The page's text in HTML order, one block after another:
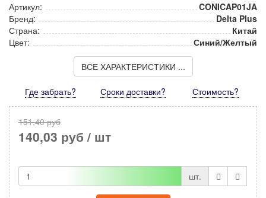
Артикул:
CONICAP01JA
Бренд:
Delta Plus
Страна:
Китай
Цвет:
Синий/Желтый
ВСЕ ХАРАКТЕРИСТИКИ ...
Где забрать? Сроки доставки? Стоимость?
151,40 руб
140,03 руб / шт
шт.